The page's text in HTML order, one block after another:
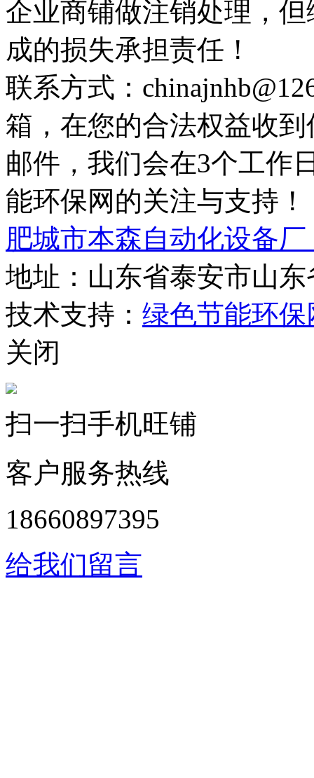
企业商铺做注销处理，
成的损失承担责任！
联系方式：
箱，在您的合法权益收
邮件，我们会在3个工作
能环保网的关注与支持！
肥城市本森自动化设备
地址：山东省泰安市山
技术支持： 绿色节能环保
关闭
扫一扫手机旺铺
客户服务热线
18660897395
给我们留言